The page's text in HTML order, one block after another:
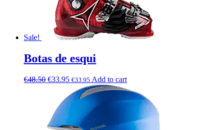
Sale!
Botas de esqui
€48.50 €33.95 €33.95 Add to cart